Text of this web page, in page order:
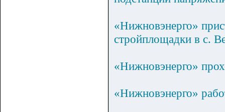
«Нижновэнерго»
стройплощадки в с.
«Нижновэнерго»
«Нижновэнерго»